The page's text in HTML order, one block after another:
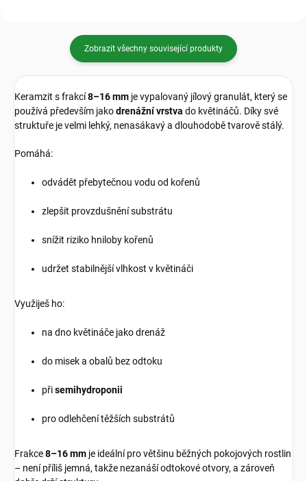
Zobrazit všechny související produkty
Keramzit s frakcí8–16 mm je vypalovaný jílový granulát, který se
používá především jakodrenážní vrstva do květináčů. Díky své
struktuře je velmi lehký, nenasákavý a dlouhodobě tvarově stálý.
Pomáhá:
odvádět přebytečnou vodu od kořenů
zlepšit provzdušnění substrátu
snížit riziko hniloby kořenů
udržet stabilnější vlhkost v květináči
Využiješ ho:
na dno květináče jako drenáž
do misek a obalů bez odtoku
přisemihydroponii
pro odlehčení těžších substrátů
Frakce8–16 mm je ideální pro většinu běžných pokojových rostlin
– není příliš jemná, takže nezanáší odtokové otvory, a zároveň